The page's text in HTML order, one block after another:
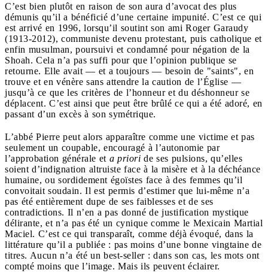
C’est bien plutôt en raison de son aura d’avocat des plus
démunis qu’il a bénéficié d’une certaine impunité. C’est ce qui
est arrivé en 1996, lorsqu’il soutint son ami Roger Garaudy
(1913-2012), communiste devenu protestant, puis catholique et
enfin musulman, poursuivi et condamné pour négation de la
Shoah. Cela n’a pas suffi pour que l’opinion publique se
retourne. Elle avait — et a toujours — besoin de "saints", en
trouve et en vénère sans attendre la caution de l’Église —
jusqu’à ce que les critères de l’honneur et du déshonneur se
déplacent. C’est ainsi que peut être brûlé ce qui a été adoré, en
passant d’un excès à son symétrique.
L’abbé Pierre peut alors apparaître comme une victime et pas
seulement un coupable, encouragé à l’autonomie par
l’approbation générale et a priori de ses pulsions, qu’elles
soient d’indignation altruiste face à la misère et à la déchéance
humaine, ou sordidement égoïstes face à des femmes qu’il
convoitait soudain. Il est permis d’estimer que lui-même n’a
pas été entièrement dupe de ses faiblesses et de ses
contradictions. Il n’en a pas donné de justification mystique
délirante, et n’a pas été un cynique comme le Mexicain Martial
Maciel. C’est ce qui transparaît, comme déjà évoqué, dans la
littérature qu’il a publiée : pas moins d’une bonne vingtaine de
titres. Aucun n’a été un best-seller : dans son cas, les mots ont
compté moins que l’image. Mais ils peuvent éclairer.